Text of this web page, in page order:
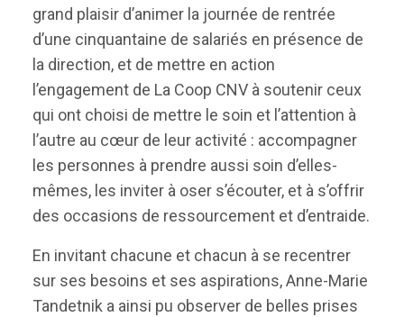
grand plaisir d’animer la journée de rentrée
d’une cinquantaine de salariés en présence de
la direction, et de mettre en action
l’engagement de La Coop CNV à soutenir ceux
qui ont choisi de mettre le soin et l’attention à
l’autre au cœur de leur activité : accompagner
les personnes à prendre aussi soin d’elles-
mêmes, les inviter à oser s’écouter, et à s’offrir
des occasions de ressourcement et d’entraide.
En invitant chacune et chacun à se recentrer
sur ses besoins et ses aspirations, Anne-Marie
Tandetnik a ainsi pu observer de belles prises